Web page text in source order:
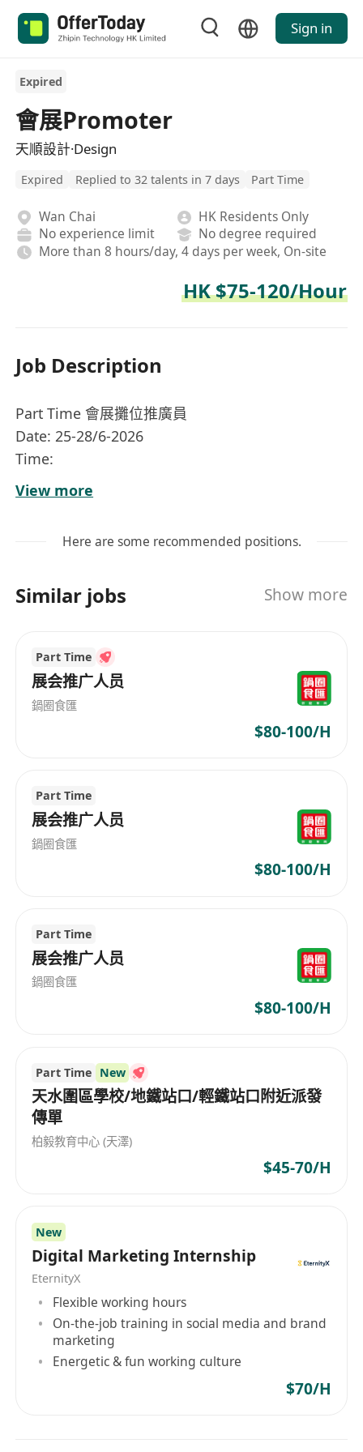
Sign in
Expired
會展Promoter
天順設計·Design
Expired Replied to 32 talents in 7 days Part Time
Wan Chai
HK Residents Only
No experience limit
No degree required
More than 8 hours/day, 4 days per week, On-site
HK $75-120/Hour
Job Description
Part Time 會展攤位推廣員
Date: 25-28/6-2026
Time:
26/6 Fri: 12:00 to 21:00
28/6 Sun:12:00 to 19:00
準時，有責任感，服從參展商的指示
與參與度
協助佈置及整理攤位物料，包括海報、宣傳單
張、贈品及展示道具，確保攤位整潔專業
引導來訪者參與互動活動（如登記抽獎、試用體
解答簡單查詢，維持友善熱誠之服務形象
按時到崗、配合主管調配，於指定時段（6月25
日至28日，每日12:00起）全程駐守攤位，並於
持有香港永久性居民身份，可合法於香港從事兼
職工作
具備良好溝通表達能力，性格開朗主動，能適應
工作者及尋找彈性工時人士申請
能使用粵語進行日常交流，具基本英文聽說能力
者優先考慮
需親身到灣仔會展中心執行外勤工作，具備責任
View more
Here are some recommended positions.
Similar jobs Show more
Part Time
展会推广人员
鍋圈食匯
$80-100/H
Part Time
展会推广人员
鍋圈食匯
$80-100/H
Part Time
展会推广人员
鍋圈食匯
$80-100/H
Part Time New
天水圍區學校/地鐵站口/輕鐵站口附近派發
傳單
柏毅教育中心 (天澤)
$45-70/H
New
Digital Marketing Internship
EternityX
Flexible working hours
On-the-job training in social media and brand
marketing
Energetic & fun working culture
$70/H